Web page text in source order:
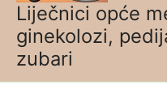
Liječnici opće
ginekolozi,
zubari